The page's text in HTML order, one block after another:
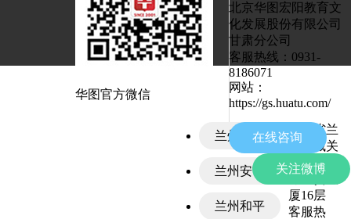
华图官方微信
北京华图宏阳教育文
化发展股份有限公司
甘肃分公司
客服热线： 0931-
8186071
网站：
https://gs.huatu.com/
在线咨询
关注微博
兰州城关
兰州安宁
兰州和平
甘肃省兰
州市城关
区皋兰路1
号工贸大
厦16层
客服热